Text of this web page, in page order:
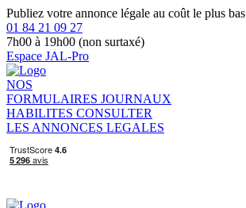
Publiez votre annonce légale au coût le plus bas
01 84 21 09 27
7h00 à 19h00 (non surtaxé)
Espace JAL-Pro
NOS
FORMULAIRES JOURNAUX
HABILITES CONSULTER
LES ANNONCES LEGALES